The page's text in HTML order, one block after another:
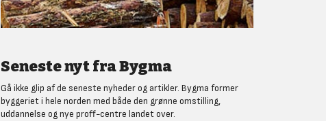
Seneste nyt fra Bygma
Gå ikke glip af de seneste nyheder og artikler. Bygma former
byggeriet i hele norden med både den grønne omstilling,
uddannelse og nye proff-centre landet over.